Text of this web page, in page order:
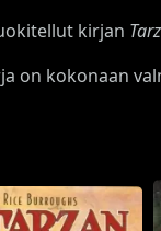
kirjan
on kokonaan